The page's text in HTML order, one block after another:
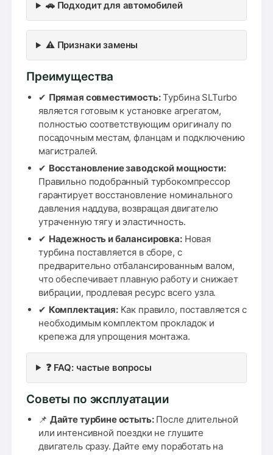
🚗 Подходит для автомобилей
⚠️ Признаки замены
Преимущества
✔ Прямая совместимость:Турбина SLTurbo
является готовым к установке агрегатом,
полностью соответствующим оригиналу по
посадочным местам, фланцам и подключению
магистралей.
✔ Восстановление заводской мощности:
Правильно подобранный турбокомпрессор
гарантирует восстановление номинального
давления наддува, возвращая двигателю
утраченную тягу и эластичность.
✔ Надежность и балансировка:Новая
турбина поставляется в сборе, с
предварительно отбалансированным валом,
что обеспечивает плавную работу и снижает
вибрации, продлевая ресурс всего узла.
✔ Комплектация:Как правило, поставляется с
необходимым комплектом прокладок и
крепежа для упрощения монтажа.
❓ FAQ: частые вопросы
Советы по эксплуатации
📌 Дайте турбине остыть:После длительной
или интенсивной поездки не глушите
двигатель сразу. Дайте ему поработать на